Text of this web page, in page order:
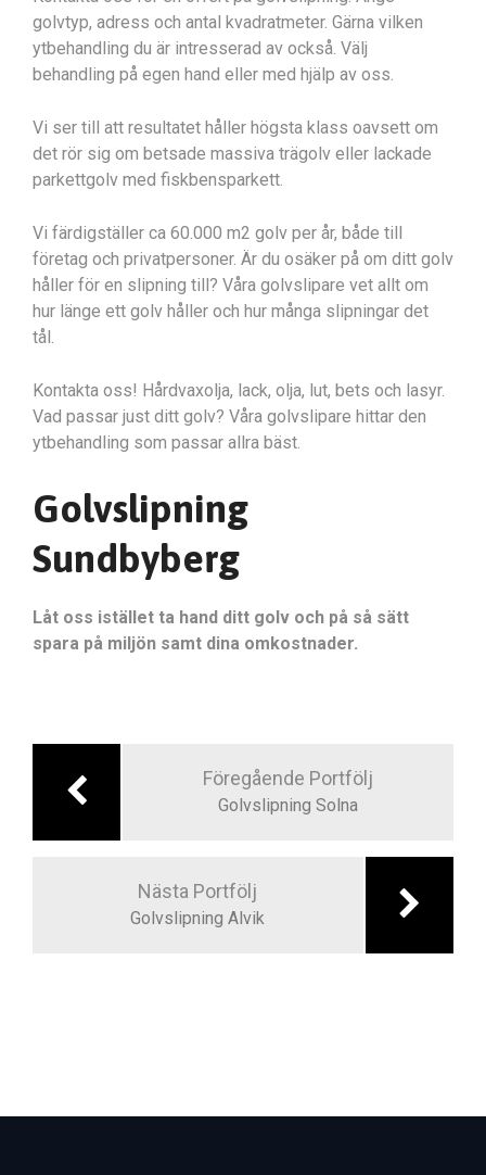
golvtyp, adress och antal kvadratmeter. Gärna vilken
ytbehandling du är intresserad av också. Välj
behandling på egen hand eller med hjälp av oss.
Vi ser till att resultatet håller högsta klass oavsett om
det rör sig om betsade massiva trägolv eller lackade
parkettgolv med fiskbensparkett.
Vi färdigställer ca 60.000 m2 golv per år, både till
företag och privatpersoner. Är du osäker på om ditt golv
håller för en slipning till? Våra golvslipare vet allt om
hur länge ett golv håller och hur många slipningar det
tål.
Kontakta oss! Hårdvaxolja, lack, olja, lut, bets och lasyr.
Vad passar just ditt golv? Våra golvslipare hittar den
ytbehandling som passar allra bäst.
Golvslipning
Sundbyberg
Låt oss istället ta hand ditt golv och på så sätt
spara på miljön samt dina omkostnader.
Föregående Portfölj
Golvslipning Solna
Nästa Portfölj
Golvslipning Alvik